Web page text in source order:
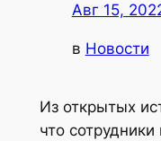
Авг 15,
в Новости
Из открытых
что сотрудники